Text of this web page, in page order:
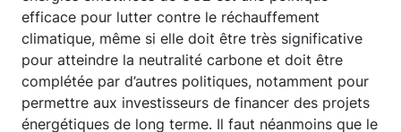
efficace pour lutter contre le réchauffement
climatique, même si elle doit être très significative
pour atteindre la neutralité carbone et doit être
complétée par d’autres politiques, notamment pour
permettre aux investisseurs de financer des projets
énergétiques de long terme. Il faut néanmoins que le